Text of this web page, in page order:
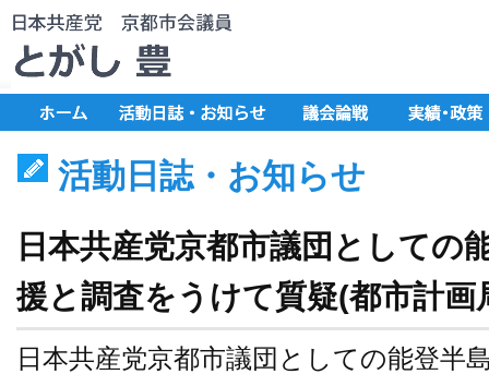
活動日誌・お知らせ
日本共産党京都市議団としての
援と調査をうけて質疑(都市計画
日本共産党京都市議団としての能登半